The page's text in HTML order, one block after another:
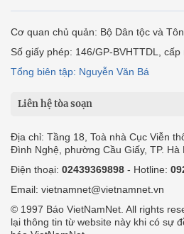
Cơ quan chủ quản: Bộ Dân tộc và
Số giấy phép: 146/GP-BVHTTDL,
Tổng biên tập: Nguyễn Văn Bá
Liên hệ tòa soạn
Địa chỉ: Tầng 18, Toà nhà Cục Viễn
Đình Nghệ, phường Cầu Giấy, TP. Hà
Điện thoại: 02439369898 - Hotline:
Email: vietnamnet@vietnamnet.vn
© 1997 Báo VietNamNet. All rights
lại thông tin từ website này khi có sự